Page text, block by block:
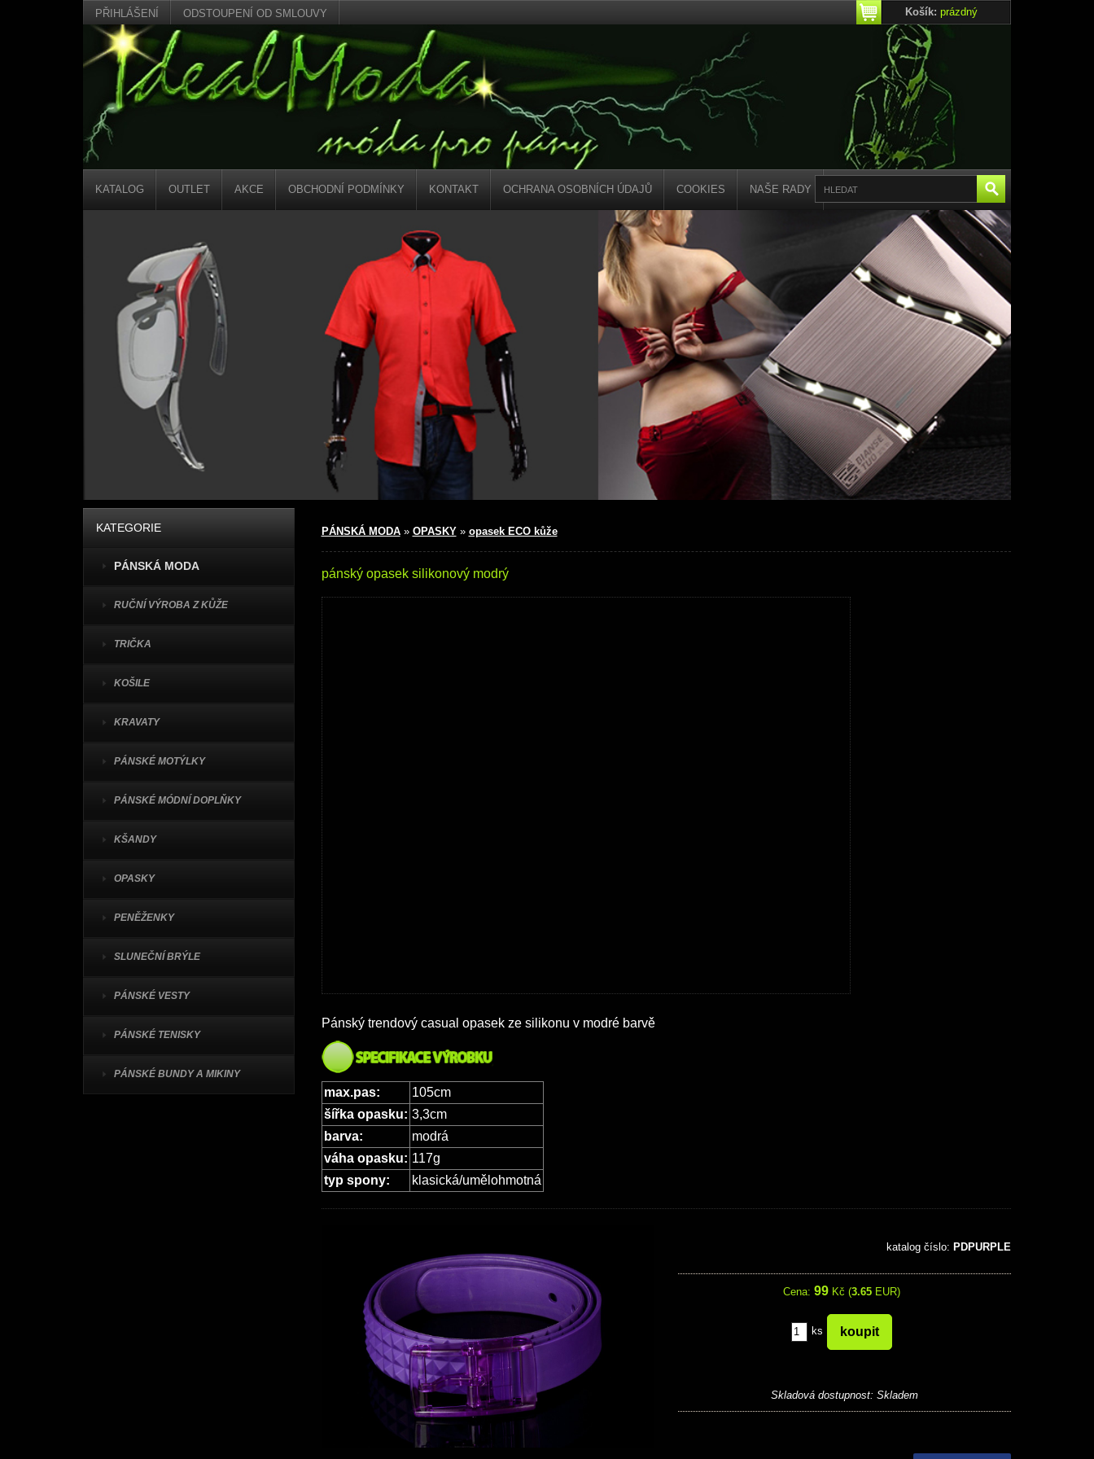
PŘIHLÁŠENÍ ODSTOUPENÍ OD SMLOUVY Košík: prázdný
KATALOG OUTLET AKCE OBCHODNÍ PODMÍNKY KONTAKT OCHRANA OSOBNÍCH ÚDAJŮ COOKIES NAŠE RADY
KATEGORIE
PÁNSKÁ MODA
RUČNÍ VÝROBA Z KŮŽE
TRIČKA
KOŠILE
KRAVATY
PÁNSKÉ MOTÝLKY
PÁNSKÉ MÓDNÍ DOPLŇKY
KŠANDY
OPASKY
PENĚŽENKY
SLUNEČNÍ BRÝLE
PÁNSKÉ VESTY
PÁNSKÉ TENISKY
PÁNSKÉ BUNDY A MIKINY
PÁNSKÁ MODA» OPASKY» opasek ECO kůže
pánský opasek silikonový modrý
Pánský trendový casual opasek ze silikonu v modré barvě
max.pas:
105cm
šířka opasku: 3,3cm
barva:
modrá
váha opasku: 117g
typ spony:
klasická/umělohmotná
katalog číslo: PDPURPLE
Cena: 99 Kč (3.65EUR)
ks
Skladová dostupnost:Skladem